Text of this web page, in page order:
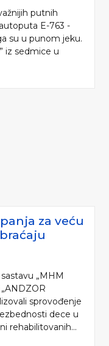
putnih
E-763 -
su u punom jeku.
iz sedmice u
za veću
„MHM
sprovođenje
dece u
rehabilitovanih...